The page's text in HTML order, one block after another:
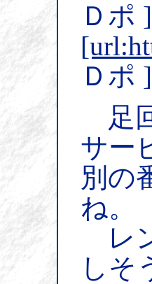
Ｄポ ]
Ｄポ
足
サー
別の
ね。
レ
しそ